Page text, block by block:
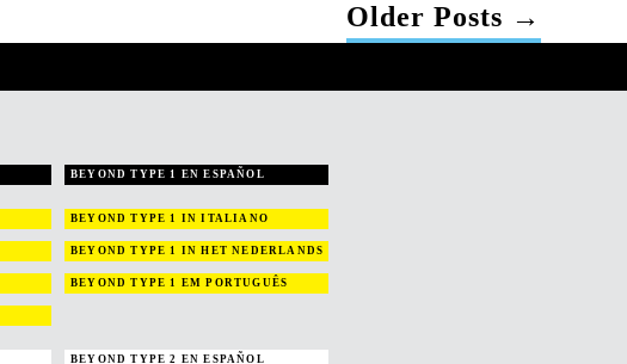
Older Posts →
BEYOND TYPE 1 EN ESPAÑOL
BEYOND TYPE 1 IN ITALIANO
BEYOND TYPE 1 IN HET NEDERLANDS
BEYOND TYPE 1 EM PORTUGUÊS
BEYOND TYPE 2 EN ESPAÑOL